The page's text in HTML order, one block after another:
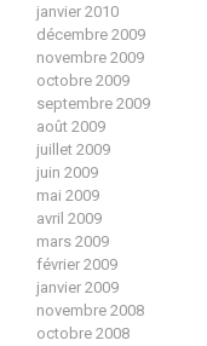
janvier 2010
décembre 2009
novembre 2009
octobre 2009
septembre 2009
août 2009
juillet 2009
juin 2009
mai 2009
avril 2009
mars 2009
février 2009
janvier 2009
novembre 2008
octobre 2008